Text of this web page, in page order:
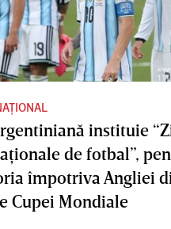
instituie
de fotbal”,
împotriva Angliei
Cupei Mondiale